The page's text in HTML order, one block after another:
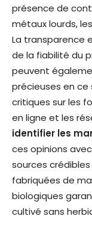
présence de
métaux lourds,
La transparence
de la fiabilité du
peuvent
précieuses en ce
critiques sur les
en ligne et les
identifier les
ces opinions
sources
fabriquées de
biologiques
cultivé sans